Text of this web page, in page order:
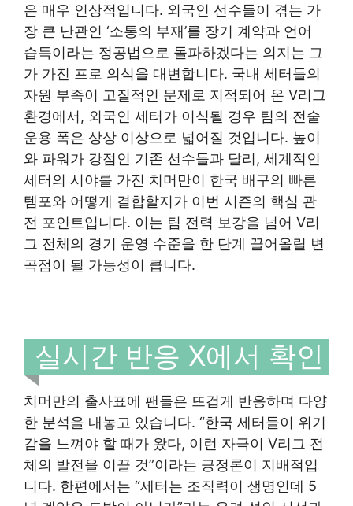
은 매우 인상적입니다. 외국인 선수들이 겪는 가
장 큰 난관인 ‘소통의 부재’를 장기 계약과 언어
습득이라는 정공법으로 돌파하겠다는 의지는 그
가 가진 프로 의식을 대변합니다. 국내 세터들의
자원 부족이 고질적인 문제로 지적되어 온 V리그
환경에서, 외국인 세터가 이식될 경우 팀의 전술
운용 폭은 상상 이상으로 넓어질 것입니다. 높이
와 파워가 강점인 기존 선수들과 달리, 세계적인
세터의 시야를 가진 치머만이 한국 배구의 빠른
템포와 어떻게 결합할지가 이번 시즌의 핵심 관
전 포인트입니다. 이는 팀 전력 보강을 넘어 V리
그 전체의 경기 운영 수준을 한 단계 끌어올릴 변
곡점이 될 가능성이 큽니다.
실시간 반응 X에서 확인
치머만의 출사표에 팬들은 뜨겁게 반응하며 다양
한 분석을 내놓고 있습니다. “한국 세터들이 위기
감을 느껴야 할 때가 왔다, 이런 자극이 V리그 전
체의 발전을 이끌 것”이라는 긍정론이 지배적입
니다. 한편에서는 “세터는 조직력이 생명인데 5